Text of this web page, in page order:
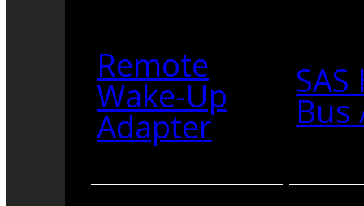
Remote
Wake-Up
Adapter Bus